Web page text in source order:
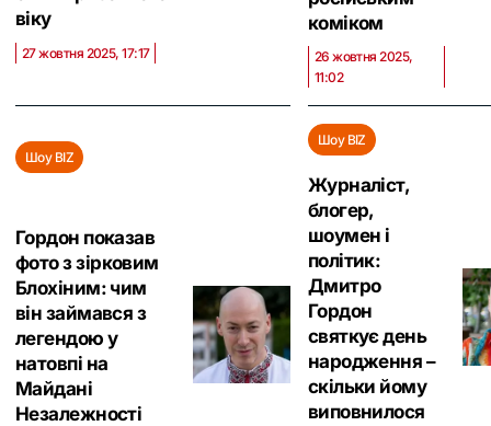
віку
27 жовтня 2025, 17:17
коміком
26 жовтня 2025,
11:02
Шоу BIZ
Гордон показав
фото з зірковим
Блохіним: чим
він займався з
легендою у
натовпі на
Майдані
Незалежності
Шоу BIZ
Журналіст,
блогер,
шоумен і
політик:
Дмитро
Гордон
святкує день
народження –
скільки йому
виповнилося